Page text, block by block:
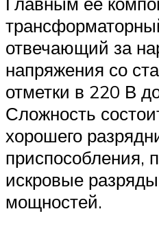
отвечающий за
напряжения со
отметки в 220 В
Сложность
хорошего
приспособления,
искровые
мощностей.